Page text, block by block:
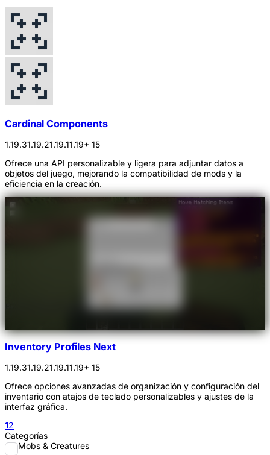
Cardinal Components
1.19.31.19.21.19.11.19+ 15
Ofrece una API personalizable y ligera para adjuntar datos a
objetos del juego, mejorando la compatibilidad de mods y la
eficiencia en la creación.
Inventory Profiles Next
1.19.31.19.21.19.11.19+ 15
Ofrece opciones avanzadas de organización y configuración del
inventario con atajos de teclado personalizables y ajustes de la
interfaz gráfica.
12
Categorías
Mobs & Creatures